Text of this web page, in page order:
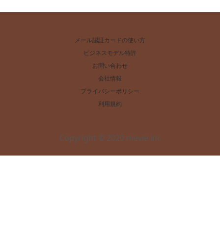
メール認証カードの使い方
ビジネスモデル特許
お問い合わせ
会社情報
プライバシーポリシー
利用規約
Copyright © 2020 mevie.inc